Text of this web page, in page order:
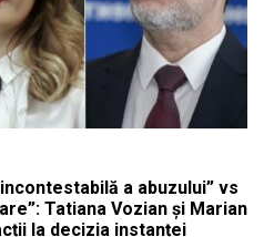
a abuzului” vs
Tatiana Vozian și Marian
la decizia instanței